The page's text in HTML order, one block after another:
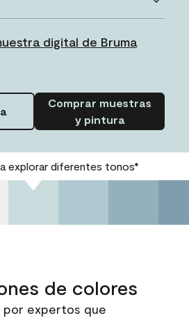
digital de Bruma
Comprar muestras
y pintura
explorar diferentes tonos*
de colores
por expertos que